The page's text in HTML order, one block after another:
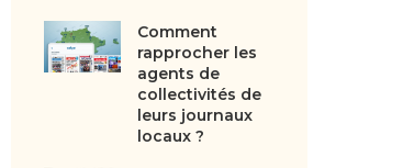
Comment
rapprocher les
agents de
collectivités de
leurs journaux
locaux ?